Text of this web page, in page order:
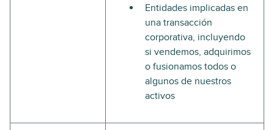
Entidades implicadas en
una transacción
corporativa, incluyendo
si vendemos, adquirimos
o fusionamos todos o
algunos de nuestros
activos